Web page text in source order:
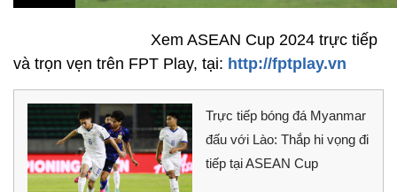
Xem ASEAN Cup 2024 trực tiếp
và trọn vẹn trên FPT Play, tại: http://fptplay.vn
Trực tiếp bóng đá Myanmar
đấu với Lào: Thắp hi vọng đi
tiếp tại ASEAN Cup